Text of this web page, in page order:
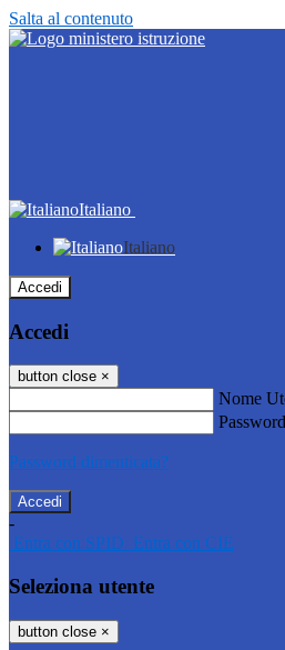
Salta al contenuto
Italiano
Italiano
Accedi
Accedi
button close ×
Nome
Password
Password dimenticata?
-
Entra con SPID Entra con CIE
Seleziona utente
button close ×